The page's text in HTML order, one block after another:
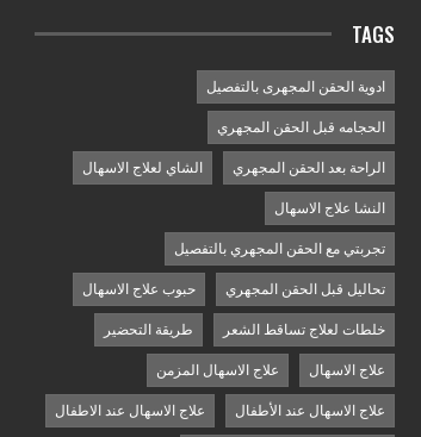
TAGS
ادوية الحقن المجهرى بالتفصيل
الحجامه قبل الحقن المجهري
الراحة بعد الحقن المجهري الشاي لعلاج الاسهال
النشا علاج الاسهال
تجربتي مع الحقن المجهري بالتفصيل
تحاليل قبل الحقن المجهري حبوب علاج الاسهال
خلطات لعلاج تساقط الشعر طريقة التحضير
علاج الاسهال علاج الاسهال المزمن
علاج الاسهال عند الأطفال علاج الاسهال عند الاطفال